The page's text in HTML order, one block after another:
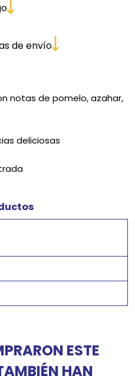
de envío
notas de pomelo, azahar,
deliciosas
ESTE
HAN